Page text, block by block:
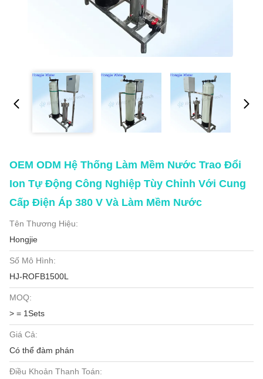
OEM ODM Hệ Thống Làm Mềm Nước Trao Đổi
Ion Tự Động Công Nghiệp Tùy Chỉnh Với Cung
Cấp Điện Áp 380 V Và Làm Mềm Nước
Tên Thương Hiệu:
Hongjie
Số Mô Hình:
HJ-ROFB1500L
MOQ:
> = 1Sets
Giá Cả:
Có thể đàm phán
Điều Khoản Thanh Toán: